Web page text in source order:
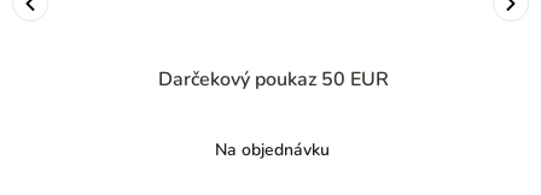
Darčekový poukaz 50 EUR
Na objednávku